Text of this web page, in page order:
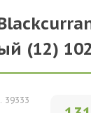
(12)
39333